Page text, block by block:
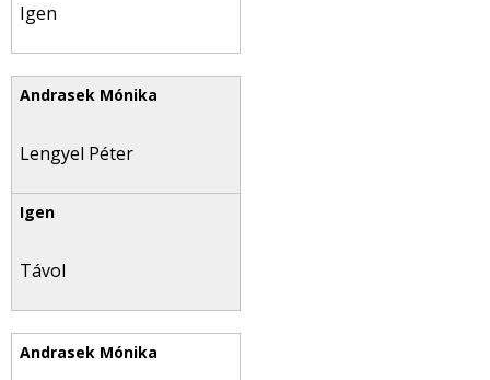
Igen
Lengyel Péter
Távol